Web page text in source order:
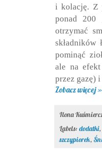
i kolację. Z
ponad 200
otrzymać
składników
pominąć
ale na
przez gazę)
Zobacz więcej »
Ilona
Labels: dodatki,
szczypiorek,